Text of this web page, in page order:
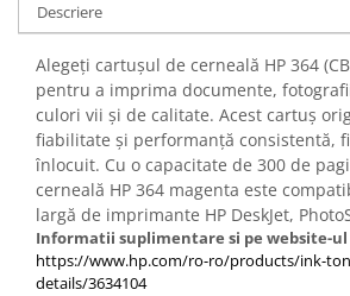
Placi video
Placi de baza
Memorii RAM
SSD-uri interne
Hard disk-uri interne
Surse
Carcase
Descriere
Alegeți cartușul de cerneală HP 364
pentru a imprima documente,
culori vii și de calitate. Acest cartuș
fiabilitate și performanță consistentă,
înlocuit. Cu o capacitate de 300 de
cerneală HP 364 magenta este
largă de imprimante HP DeskJet,
Informatii suplimentare si pe website-
https://www.hp.com/ro-ro/products/ink-
details/3634104